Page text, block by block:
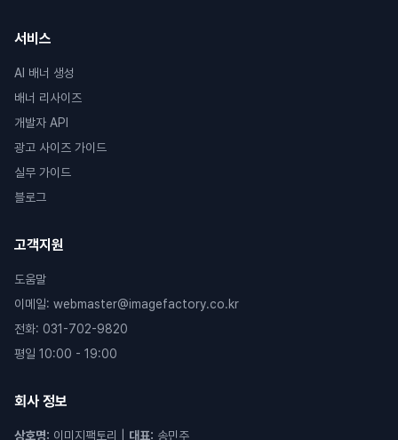
서비스
AI 배너 생성
배너 리사이즈
개발자 API
광고 사이즈 가이드
실무 가이드
블로그
고객지원
도움말
이메일: webmaster@imagefactory.co.kr
전화: 031-702-9820
평일 10:00 - 19:00
회사 정보
상호명: 이미지팩토리 대표: 송민주